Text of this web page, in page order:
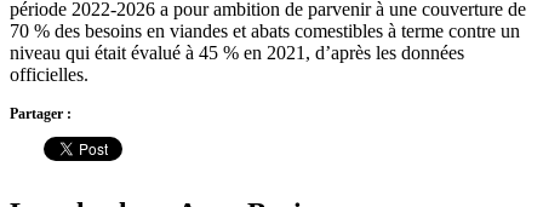
période 2022-2026 a pour ambition de parvenir à une couverture de
70 % des besoins en viandes et abats comestibles à terme contre un
niveau qui était évalué à 45 % en 2021, d’après les données
officielles.
Partager :